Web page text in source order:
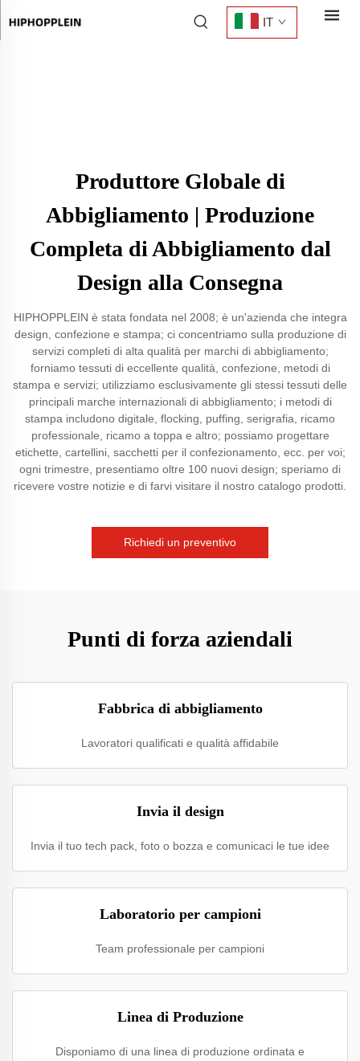
IT
Produttore Globale di
Abbigliamento | Produzione
Completa di Abbigliamento dal
Design alla Consegna
HIPHOPPLEIN è stata fondata nel 2008; è un'azienda che integra
design, confezione e stampa; ci concentriamo sulla produzione di
servizi completi di alta qualità per marchi di abbigliamento;
forniamo tessuti di eccellente qualità, confezione, metodi di
stampa e servizi; utilizziamo esclusivamente gli stessi tessuti delle
principali marche internazionali di abbigliamento; i metodi di
stampa includono digitale, flocking, puffing, serigrafia, ricamo
professionale, ricamo a toppa e altro; possiamo progettare
etichette, cartellini, sacchetti per il confezionamento, ecc. per voi;
ogni trimestre, presentiamo oltre 100 nuovi design; speriamo di
ricevere vostre notizie e di farvi visitare il nostro catalogo prodotti.
Richiedi un preventivo
Punti di forza aziendali
Fabbrica di abbigliamento
Lavoratori qualificati e qualità affidabile
Invia il design
Invia il tuo tech pack, foto o bozza e comunicaci le tue idee
Laboratorio per campioni
Team professionale per campioni
Linea di Produzione
Disponiamo di una linea di produzione ordinata e